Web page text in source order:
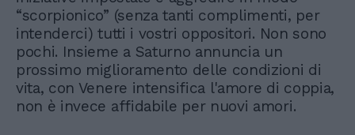
“scorpionico” (senza tanti complimenti, per
intenderci) tutti i vostri oppositori. Non sono
pochi. Insieme a Saturno annuncia un
prossimo miglioramento delle condizioni di
vita, con Venere intensifica l'amore di coppia,
non è invece affidabile per nuovi amori.